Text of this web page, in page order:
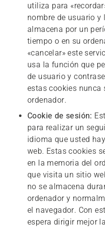
utiliza para
nombre de usuario y
almacena por un
tiempo o en su
«cancelar» este
usa la función que
de usuario y
estas cookies nunca
ordenador.
Cookie de sesión:
para realizar un
idioma que usted
web. Estas cookies
en la memoria del
que visita un sitio
no se almacena
ordenador y
el navegador. Con
espera dirigir mejor